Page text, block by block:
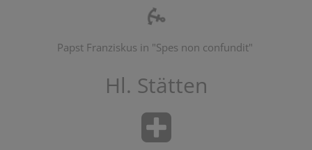
Papst Franziskus in "Spes non confundit"
Hl. Stätten